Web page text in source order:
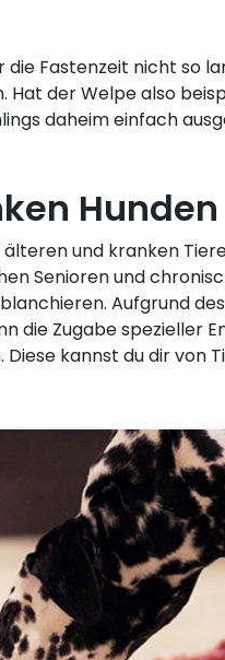
Fastenzeit nicht so
Hat der Welpe also
daheim einfach
Hunden
und kranken
Senioren und
Aufgrund
die Zugabe spezieller
kannst du dir von